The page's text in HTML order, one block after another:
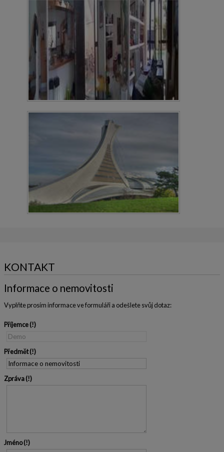
KONTAKT
Informace o nemovitosti
Vyplňte prosím informace ve formuláři a odešlete svůj dotaz:
Příjemce
Předmět
Zpráva
Jméno